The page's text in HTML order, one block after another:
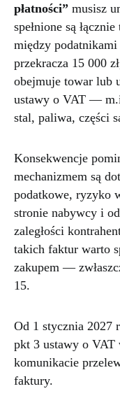
płatności” musisz
spełnione są
między
przekracza 15 000
obejmuje towar lub
ustawy o VAT —
stal, paliwa, części
Konsekwencje
mechanizmem są
podatkowe, ryzyko
stronie nabywcy i
zaległości
takich faktur warto
zakupem —
15.
Od 1 stycznia 2027
pkt 3 ustawy o VAT
komunikacie
faktury.